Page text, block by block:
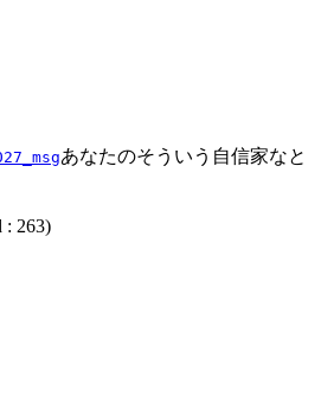
あなたのそういう自信家なと
: 263)